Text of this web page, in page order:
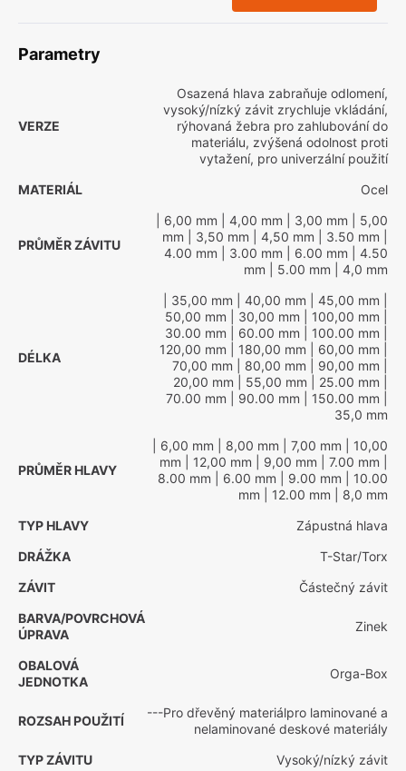
Parametry
VERZE
Osazená hlava zabraňuje odlomení,
vysoký/nízký závit zrychluje vkládání,
rýhovaná žebra pro zahlubování do
materiálu, zvýšená odolnost proti
vytažení, pro univerzální použití
MATERIÁL
Ocel
PRŮMĚR ZÁVITU
| 6,00 mm | 4,00 mm | 3,00 mm | 5,00
mm | 3,50 mm | 4,50 mm | 3.50 mm
4.00 mm | 3.00 mm | 6.00 mm | 4.50
mm | 5.00 mm | 4,0 mm
DÉLKA
| 35,00 mm | 40,00 mm | 45,00 mm
50,00 mm | 30,00 mm | 100,00 mm
30.00 mm | 60.00 mm | 100.00 mm
120,00 mm | 180,00 mm | 60,00 mm
70,00 mm | 80,00 mm | 90,00 mm
20,00 mm | 55,00 mm | 25.00 mm
70.00 mm | 90.00 mm | 150.00 mm
35,0 mm
PRŮMĚR HLAVY
| 6,00 mm | 8,00 mm | 7,00 mm | 10,00
mm | 12,00 mm | 9,00 mm | 7.00 mm
8.00 mm | 6.00 mm | 9.00 mm | 10.00
mm | 12.00 mm | 8,0 mm
TYP HLAVY
Zápustná hlava
DRÁŽKA
T-Star/Torx
ZÁVIT
Částečný závit
BARVA/POVRCHOVÁ
ÚPRAVA
Zinek
OBALOVÁ
JEDNOTKA
Orga-Box
ROZSAH POUŽITÍ
---Pro dřevěný materiálpro laminované a
nelaminované deskové materiály
TYP ZÁVITU
Vysoký/nízký závit